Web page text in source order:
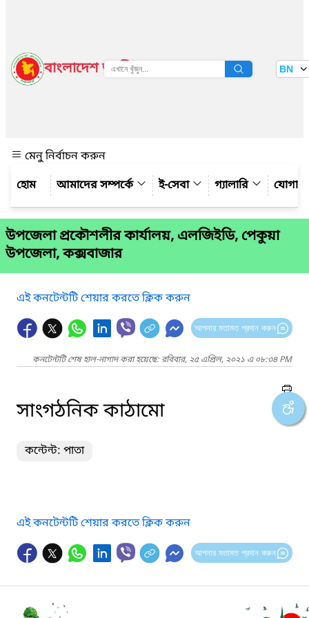
বাংলাদেশ জাতীয় তথ্য বাতায়ন BN
মেনু নির্বাচন করুন
আমাদের সম্পর্কে
ই-সেবা গ্যালারি
উপজেলা প্রকৌশলীর কার্যালয়, এলজিইডি, পেকুয়া
উপজেলা, কক্সবাজার
এই কনটেন্টটি শেয়ার করতে ক্লিক করুন
আপনার মতামত প্রদান করুন
কনটেন্টটি শেষ হাল-নাগাদ করা হয়েছে: রবিবার, ২৫ এপ্রিল, ২০২১ এ ০৮:৩৪ PM
সাংগঠনিক কাঠামো
কন্টেন্ট: পাতা
এই কনটেন্টটি শেয়ার করতে ক্লিক করুন
আপনার মতামত প্রদান করুন